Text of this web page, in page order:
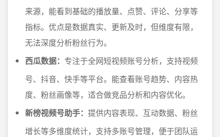
来源，能看到基础的播放量、点赞、评论、分享等
指标。优点是数据真实、更新及时，但维度有限，
无法深度分析粉丝行为。
西瓜数据： 专注于全网短视频账号分析，支持视频
号、抖音、快手等平台。能查看账号趋势、内容热
度、粉丝画像等，适合做竞品分析和内容优化。
新榜视频号助手： 提供内容表现、互动数据、粉丝
增长等多维度统计，支持多账号管理，便于团队运